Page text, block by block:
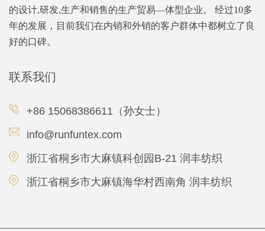
的设计,研发,生产和销售的生产贸易—体型企业。 经过10多
年的发展，目前我们在内销和外销的客户群体中都树立了良
好的口碑。
联系我们
+86 15068386611（孙女士）
info@runfuntex.com
浙江省桐乡市大麻镇科创园B-21 润丰纺织
浙江省桐乡市大麻镇海华村西南角 润丰纺织